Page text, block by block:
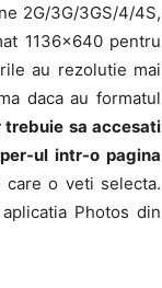
2G/3G/3GS/4/4S,
1136×640 pentru
au rezolutie mai
daca au formatul
trebuie sa accesati
ul intr-o pagina
care o veti selecta.
Photos din